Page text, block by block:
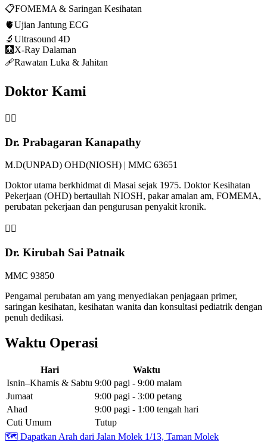
📋FOMEMA & Saringan Kesihatan
🫀Ujian Jantung ECG
🔬 Ultrasound 4D
🩻 X-Ray Dalaman
🩹Rawatan Luka & Jahitan
Doktor Kami
👨‍⚕️
Dr. Prabagaran Kanapathy
M.D(UNPAD) OHD(NIOSH) | MMC 63651
Doktor utama berkhidmat di Masai sejak 1975. Doktor Kesihatan
Pekerjaan (OHD) bertauliah NIOSH, pakar amalan am, FOMEMA,
perubatan pekerjaan dan pengurusan penyakit kronik.
👩‍⚕️
Dr. Kirubah Sai Patnaik
MMC 93850
Pengamal perubatan am yang menyediakan penjagaan primer,
saringan kesihatan, kesihatan wanita dan konsultasi pediatrik dengan
penuh dedikasi.
Waktu Operasi
Hari
Waktu
Isnin–Khamis & Sabtu 9:00 pagi - 9:00 malam
Jumaat
9:00 pagi - 3:00 petang
Ahad
9:00 pagi - 1:00 tengah hari
Cuti Umum
Tutup
🗺️ Dapatkan Arah dari Jalan Molek 1/13, Taman Molek